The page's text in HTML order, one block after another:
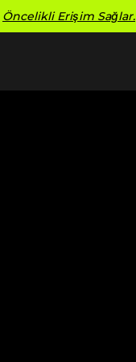
Öncelikli Erişim Sağlar.